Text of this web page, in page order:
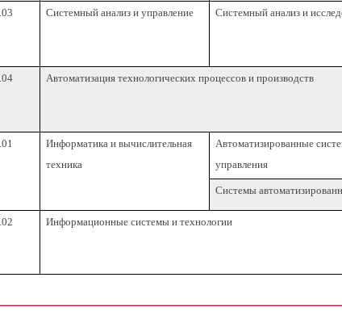
Системный анализ и управление Системный анализ и
Автоматизация технологических процессов и производств
Информатика и вычислительная
техника
Автоматизированные
управления
Системы
Информационные системы и технологии